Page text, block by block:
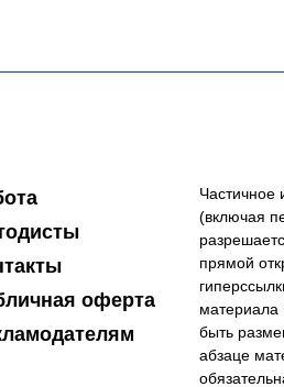
оферта
Частичное
(включая
прямой
материала
быть
абзаце